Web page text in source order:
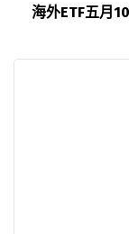
海外ETF五月